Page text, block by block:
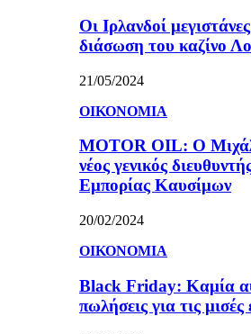
Οι Ιρλανδοί
διάσωση του καζίνο
21/05/2024
ΟΙΚΟΝΟΜΙΑ
MOTOR OIL: Ο
νέος γενικός
Εμπορίας Καυσίμων
20/02/2024
ΟΙΚΟΝΟΜΙΑ
Black Friday: Καμία
πωλήσεις για τις μισές